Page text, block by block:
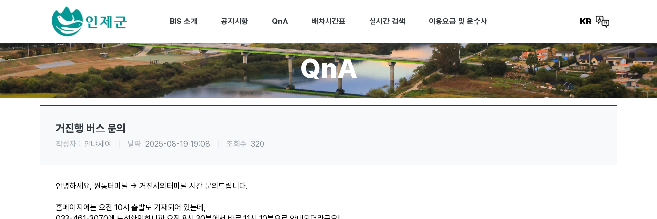
BIS 소개 공지사항 QnA 배차시간표 실시간 검색 이용요금 및 운수사 KR
QnA
거진행 버스 문의
작성자 : 안냐세여 날짜 2025-08-19 19:08 조회수 320
안녕하세요, 원통터미널 → 거진시외터미널 시간 문의드립니다.
홈페이지에는 오전 10시 출발도 기재되어 있는데,